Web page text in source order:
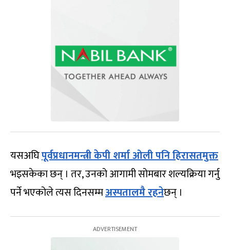
यसअघिपूर्वप्रधानमन्त्री केपी शर्मा ओली पनि हिरासतमुक्त
भइसकेका छन् । तर, उनको आगामी सोमबार शल्यक्रिया गर्नु
पर्ने भएकोले त्यस दिनसम्मअस्पतालमै रहनेछन् ।